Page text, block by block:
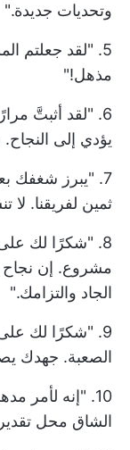
وتحديات جديدة."
5. "لقد جعلتم
مذهل!"
6. "لقد أثبتَّ
يؤدي إلى
7. "يبرز شغفك
ثمين لفريقنا. لا
مشروع. إن نجاح
الجاد والتزامك."
9. "شكرًا لك على
الصعبة. جهدك
10. "إنه لأمر
الشاق محل